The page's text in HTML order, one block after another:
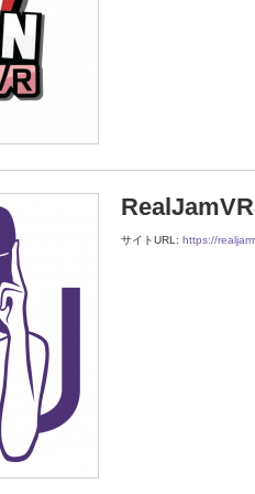
RealJamVR
サイトURL: https://